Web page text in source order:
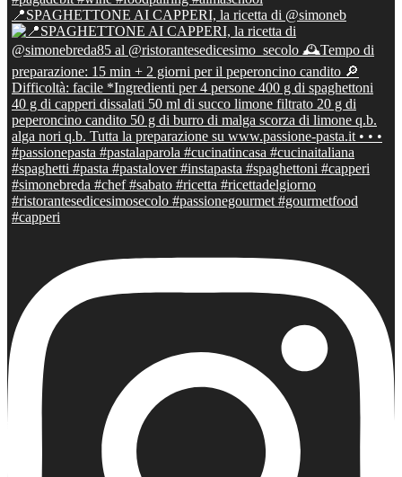
📍SPAGHETTONE AI CAPPERI, la ricetta di @simoneb